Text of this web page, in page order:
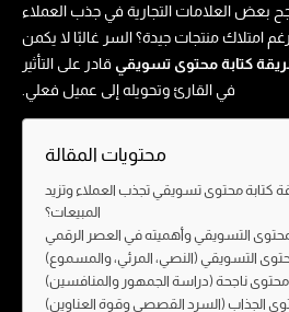
بعض العلامات التجارية في جذب العملاء
امتلاك منتجات جيدة؟ السر غالبًا لا يكمن
كتابة محتوى تسويقي​ قادر على التأثير
في القارئ وتحويله إلى عميل فعلي.
محتويات المقالة
محتوى تسويقي​ تجذب العملاء وتزيد
المبيعات؟
التسويقي وأهميته في العصر الرقمي
التسويقي (النصي، المرئي، والمسموع)
محتوى ناجحة (دراسة الجمهور والمنافسين)
الجذاب (السرد القصصي وقوة العناوين)